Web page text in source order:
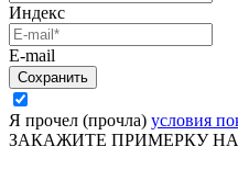
Индекс
E-mail
Я прочел (прочла) условия
ЗАКАЖИТЕ ПРИМЕРКУ